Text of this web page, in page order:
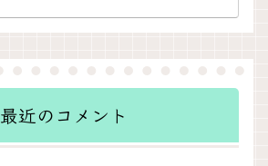
最近のコメント